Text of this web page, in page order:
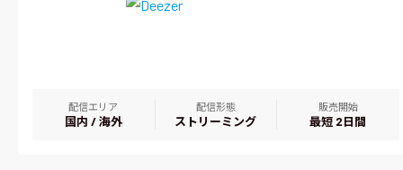
配信エリア
国内 / 海外
配信形態
ストリーミング
販売開始
最短 2日間